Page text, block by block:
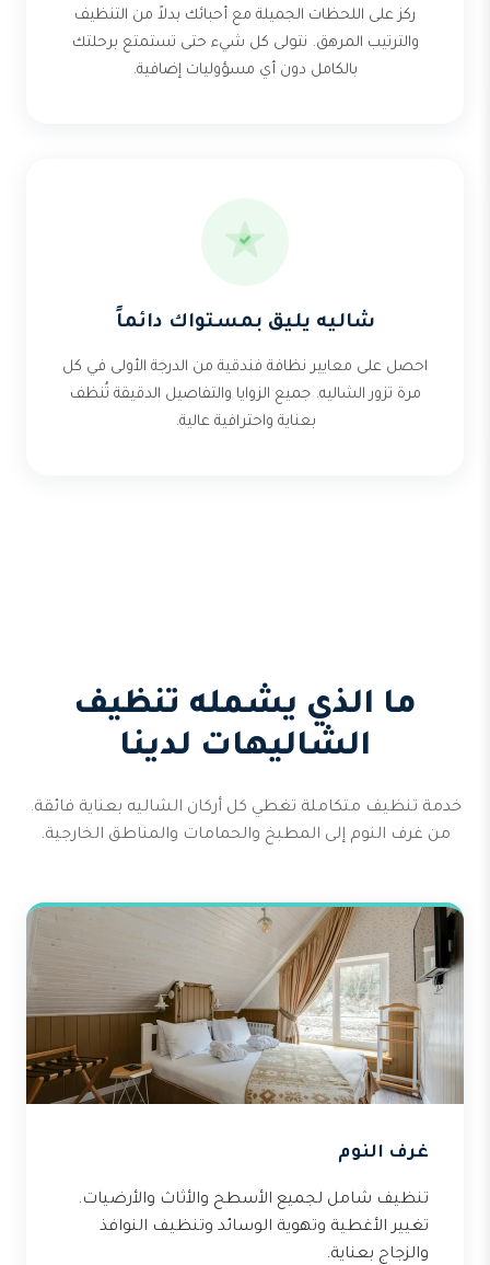
ركز على اللحظات الجميلة مع أحبائك بدلاً من التنظيف
والترتيب المرهق. نتولى كل شيء حتى تستمتع برحلتك
بالكامل دون أي مسؤوليات إضافية.
شاليه يليق بمستواك دائماً
احصل على معايير نظافة فندقية من الدرجة الأولى في كل
مرة تزور الشاليه. جميع الزوايا والتفاصيل الدقيقة تُنظف
بعناية واحترافية عالية.
ما الذي يشمله تنظيف
الشاليهات لدينا
خدمة تنظيف متكاملة تغطي كل أركان الشاليه بعناية فائقة.
من غرف النوم إلى المطبخ والحمامات والمناطق الخارجية.
غرف النوم
تنظيف شامل لجميع الأسطح والأثاث والأرضيات.
تغيير الأغطية وتهوية الوسائد وتنظيف النوافذ
والزجاج بعناية.